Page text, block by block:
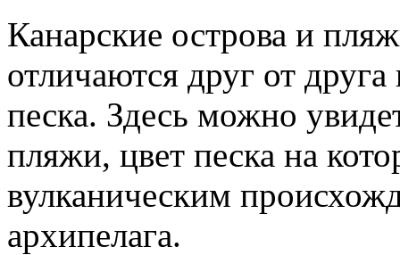
Канарские острова и
отличаются друг от
песка. Здесь можно
пляжи, цвет песка на
вулканическим
архипелага.